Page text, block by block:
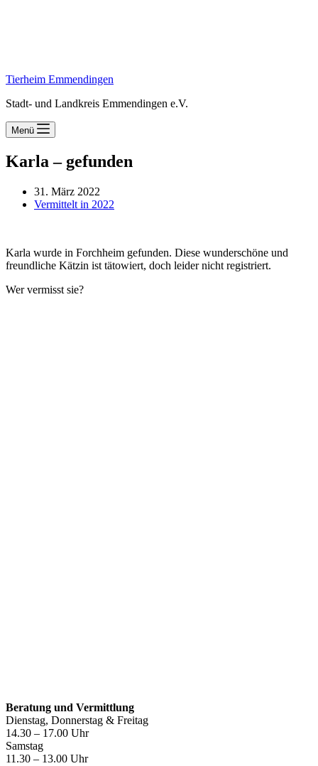
Tierheim Emmendingen
Stadt- und Landkreis Emmendingen e.V.
Menü
Karla – gefunden
31. März 2022
Vermittelt in 2022
Karla wurde in Forchheim gefunden. Diese wunderschöne und
freundliche Kätzin ist tätowiert, doch leider nicht registriert.
Wer vermisst sie?
Beratung und Vermittlung
Dienstag, Donnerstag & Freitag
14.30 – 17.00 Uhr
Samstag
11.30 – 13.00 Uhr